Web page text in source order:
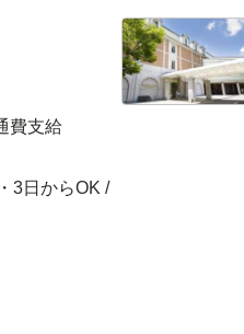
費支給
3日からOK /